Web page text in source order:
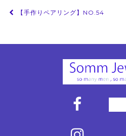
投
ナ
【手作りペアリング】NO.54